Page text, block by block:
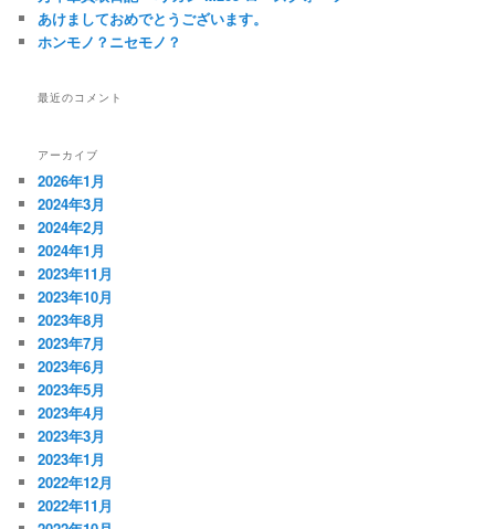
あけましておめでとうございます。
ホンモノ？ニセモノ？
最近のコメント
アーカイブ
2026年1月
2024年3月
2024年2月
2024年1月
2023年11月
2023年10月
2023年8月
2023年7月
2023年6月
2023年5月
2023年4月
2023年3月
2023年1月
2022年12月
2022年11月